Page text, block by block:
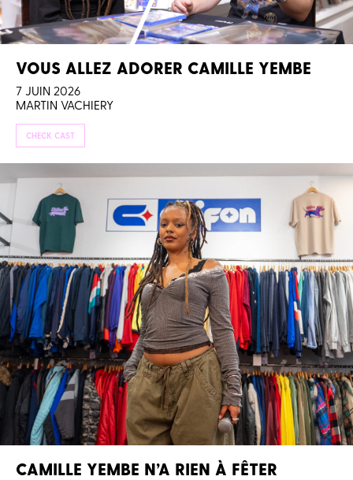
VOUS ALLEZ ADORER CAMILLE YEMBE
7 JUIN 2026
MARTIN VACHIERY
CHECK CAST
CAMILLE YEMBE N’A RIEN À FÊTER